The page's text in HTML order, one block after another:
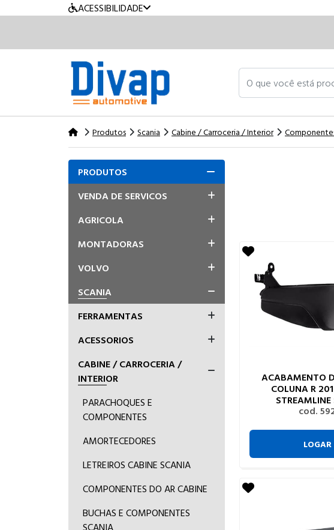
ACESSIBILIDADE
O que você está
Produtos Scania Cabine / Carroceria / Interior
PRODUTOS
VENDA DE SERVICOS
AGRICOLA
MONTADORAS
VOLVO
SCANIA
FERRAMENTAS
ACESSORIOS
CABINE / CARROCERIA /
INTERIOR
PARACHOQUES E
COMPONENTES
AMORTECEDORES
LETREIROS CABINE SCANIA
COMPONENTES DO AR CABINE
BUCHAS E COMPONENTES
SCANIA
ACABAMENTO
COLUNA R
STREAMLINE
cod.
LOGAR